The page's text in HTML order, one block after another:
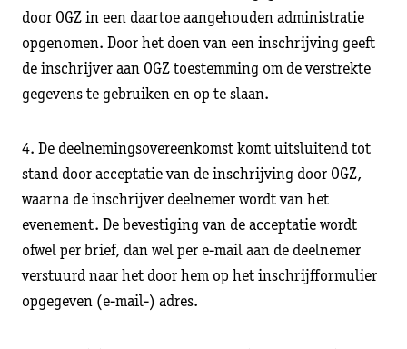
door OGZ in een daartoe aangehouden administratie
opgenomen. Door het doen van een inschrijving geeft
de inschrijver aan OGZ toestemming om de verstrekte
gegevens te gebruiken en op te slaan.
4. De deelnemingsovereenkomst komt uitsluitend tot
stand door acceptatie van de inschrijving door OGZ,
waarna de inschrijver deelnemer wordt van het
evenement. De bevestiging van de acceptatie wordt
ofwel per brief, dan wel per e-mail aan de deelnemer
verstuurd naar het door hem op het inschrijfformulier
opgegeven (e-mail-) adres.